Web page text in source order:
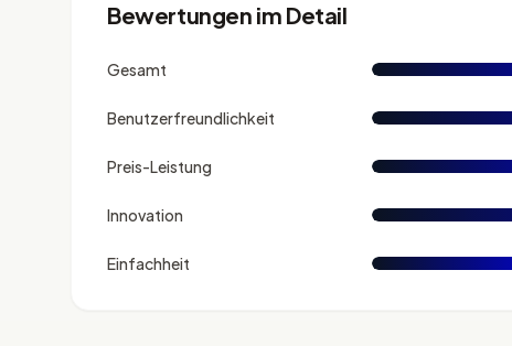
Bewertungen im Detail
Gesamt
Benutzerfreundlichkeit
Preis-Leistung
Innovation
Einfachheit